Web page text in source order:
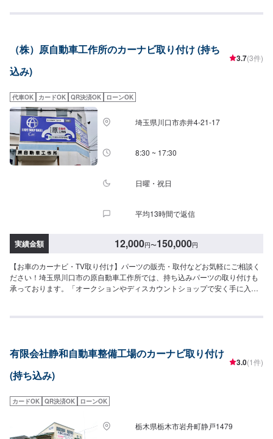
（株）原自動車工作所のカーナビ取り付け (持ち
込み)
3.7(3件)
代車OK カードOK QR決済OK ローンOK
埼玉県川口市赤井4-21-17
8:30 ~ 17:30
日曜・祝日
平均13時間で返信
実績金額 12,000円〜150,000円
【お車のカーナビ・TV取り付け】パーツの販売・取付などお気軽にご相談く
ださい！埼玉県川口市の原自動車工作所では、持ち込みパーツの取り付けも
承っております。「オークションやディスカウントショップで安く手に入れ
込み可能】持ち込みパーツの対応もいたします。※パーツの不備などにより、
代車（無保険時）を24台ご用意しております。燃料代はお客さま負担となり
ますので、ご了承ください。【営業時間・定休日】営業時間：8:30〜17:30定
休日：日・祝・第一、第三月曜日
有限会社静和自動車整備工場のカーナビ取り付け
(持ち込み)
3.0(1件)
カードOK QR決済OK ローンOK
栃木県栃木市岩舟町静戸1479